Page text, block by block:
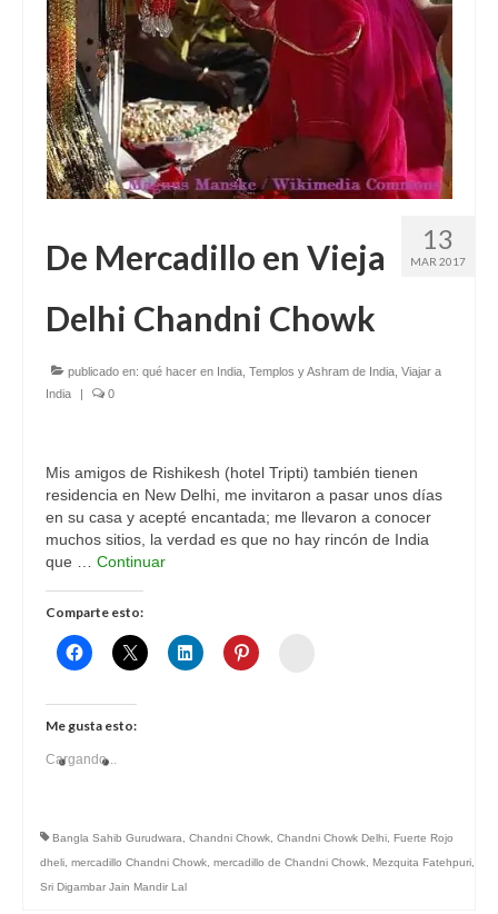
13
MAR 2017
De Mercadillo en Vieja
Delhi Chandni Chowk
publicado en: qué hacer en India Templos y Ashram de India Viajar a
India
| 0
Mis amigos de Rishikesh (hotel Tripti) también tienen
residencia en New Delhi, me invitaron a pasar unos días
en su casa y acepté encantada; me llevaron a conocer
muchos sitios, la verdad es que no hay rincón de India
que … Continuar
Comparte esto:
Me gusta esto:
Cargando...
Bangla Sahib Gurudwara Chandni Chowk Chandni Chowk Delhi Fuerte Rojo
dheli mercadillo Chandni Chowk mercadillo de Chandni Chowk Mezquita Fatehpuri
Sri Digambar Jain Mandir Lal